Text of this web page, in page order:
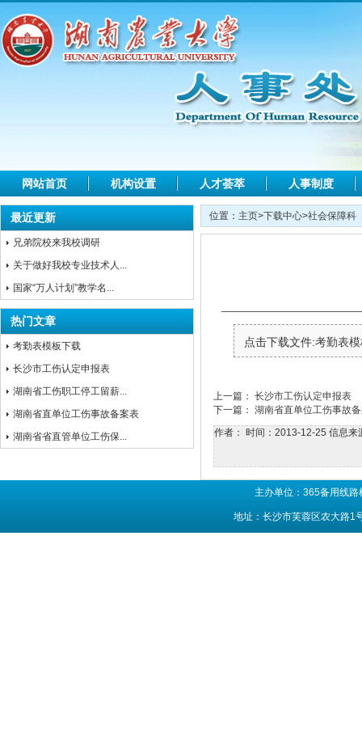
网站首页 机构设置 人才荟萃 人事制度
最近更新
兄弟院校来我校调研
关于做好我校专业技术人...
国家“万人计划”教学名...
热门文章
考勤表模板下载
长沙市工伤认定申报表
湖南省工伤职工停工留薪...
湖南省直单位工伤事故备案表
湖南省省直管单位工伤保...
位置： 主页>下载中心>社会保障科
点击下载文件:考勤表
上一篇： 长沙市工伤认定申报表
下一篇： 湖南省直单位工伤事故
作者：
时间：2013-12-25 信息来
主办单位：365备用线
地址：长沙市芙蓉区农大路